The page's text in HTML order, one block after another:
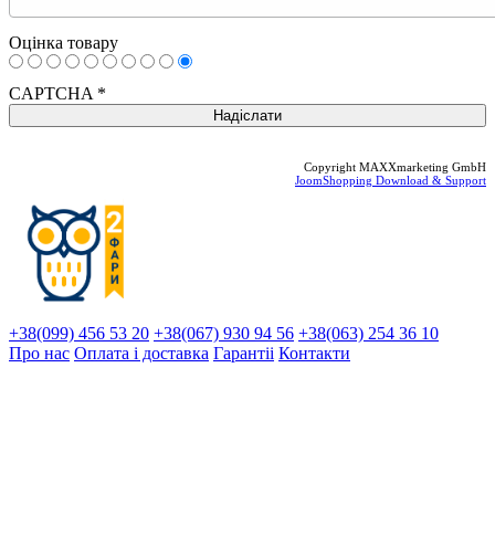
Оцінка товару
CAPTCHA *
Copyright MAXXmarketing GmbH
JoomShopping Download & Support
+38(099) 456 53 20 +38(067) 930 94 56 +38(063) 254 36 10
Про нас Оплата і доставка Гарантіi Контакти